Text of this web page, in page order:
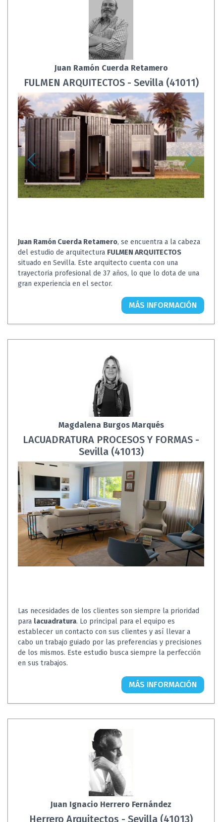
Juan Ramón Cuerda Retamero
FULMEN ARQUITECTOS - Sevilla (41011)
Juan Ramón Cuerda Retamero, se encuentra a la cabeza
del estudio de arquitectura FULMEN ARQUITECTOS
situado en Sevilla. Este arquitecto cuenta con una
trayectoria profesional de 37 años, lo que lo dota de una
gran experiencia en el sector.
MÁS INFORMACIÓN
Magdalena Burgos Marqués
LACUADRATURA PROCESOS Y FORMAS -
Sevilla (41013)
Las necesidades de los clientes son siempre la prioridad
para lacuadratura. Lo principal para el equipo es
establecer un contacto con sus clientes y así llevar a
cabo un trabajo guiado por las preferencias y precisiones
de los mismos. Este estudio busca siempre la perfección
en sus trabajos.
MÁS INFORMACIÓN
Juan Ignacio Herrero Fernández
Herrero Arquitectos - Sevilla (41013)